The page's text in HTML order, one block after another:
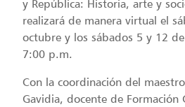
y República: Historia, arte y
realizará de manera virtual el
octubre y los sábados 5 y 12
7:00 p.m.
Con la coordinación del
Gavidia, docente de Formación